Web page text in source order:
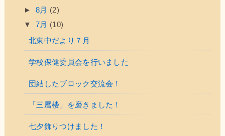
► 8月 (2)
▼ 7月 (10)
北東中だより７月
学校保健委員会を行いました
団結したブロック交流会！
「三層楼」を磨きました！
七夕飾りつけました！